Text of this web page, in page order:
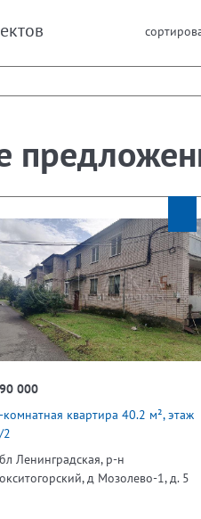
000
комнатная квартира 40.2 м², этаж
2
Ленинградская, р-н
д Мозолево-1, д. 5